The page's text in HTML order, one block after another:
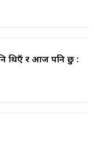
थिएँ र आज पनि छु :